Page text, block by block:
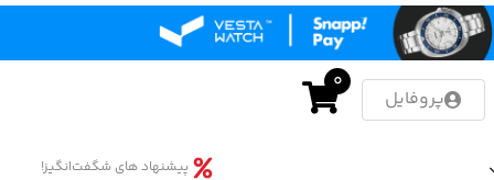
پروفایل
0
پیشنهاد های شگفت‌انگیز!